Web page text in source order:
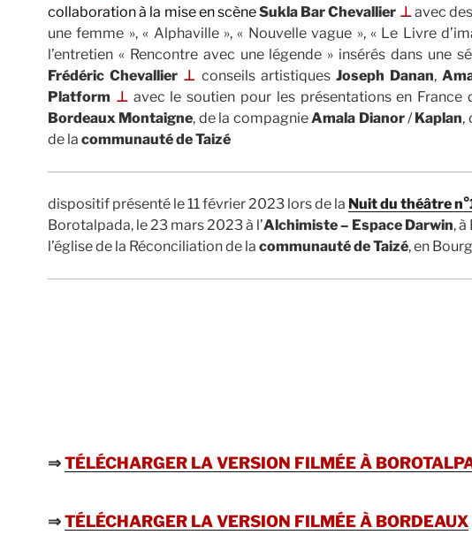
collaboration à la mise en scèneSukla Bar Chevallier ⊥avec
une femme », « Alphaville », « Nouvelle vague », « Le Livre
l’entretien « Rencontre avec une légende » insérés dans une
Frédéric Chevallier ⊥ conseils artistiques Joseph Danan,
Platform ⊥ avec le soutien pour les présentations en France
Bordeaux Montaigne, de la compagnieAmala Dianor/Kaplan,
de la communauté de Taizé
dispositif présenté le 11 février 2023 lors de la Nuit du théâtre
Borotalpada, le 23 mars 2023à l’Alchimiste – Espace Darwin,
l’église de la Réconciliation de la communauté de Taizé, en
⇒TÉLÉCHARGER LA VERSION FILMÉE À
⇒TÉLÉCHARGER LA VERSION FILMÉE À BORDEAUX